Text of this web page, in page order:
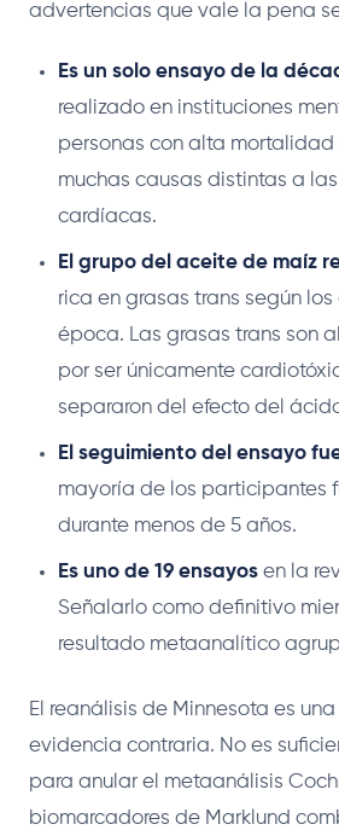
advertencias que vale la pena
Es un solo ensayo de la
realizado en instituciones
personas con alta
muchas causas distintas a
cardíacas.
El grupo del aceite de maíz
rica en grasas trans según
época. Las grasas trans son
por ser únicamente
separaron del efecto del
El seguimiento del ensayo
mayoría de los participantes
durante menos de 5 años.
Es uno de 19 ensayos en la
Señalarlo como definitivo
resultado metaanalítico
El reanálisis de Minnesota es
evidencia contraria. No es
para anular el metaanálisis
biomarcadores de Marklund